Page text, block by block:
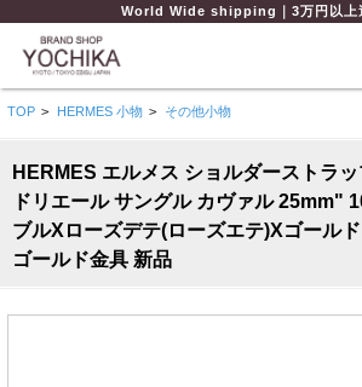
World Wide shipping｜3万円以上
TOP > HERMES 小物 > その他小物
HERMES エルメス ショルダーストラ
ドリエール サングル カヴァル 25mm"
ブルXローズデテ(ローズエテ)Xゴール
ゴールド金具 新品